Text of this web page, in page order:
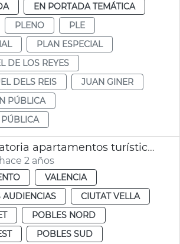
EN PORTADA TEMÁTICA
PLENO
PLE
PLAN ESPECIAL
DE LOS REYES
DELS REIS
JUAN GINER
PÚBLICA
Pleno. Moratoria apartamentos turísticos
2 años
VALENCIA
AUDIENCIAS
CIUTAT VELLA
POBLES NORD
POBLES SUD